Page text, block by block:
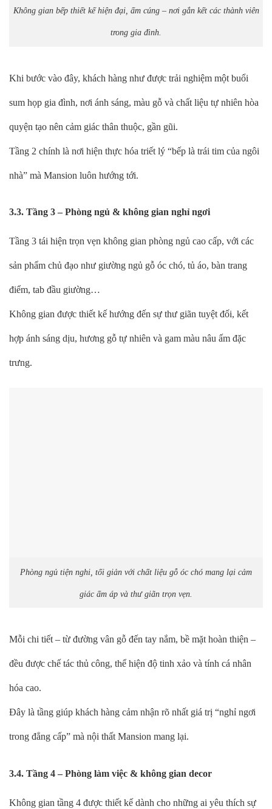
Không gian bếp thiết kế hiện đại, ấm cúng – nơi gắn kết các thành viên
trong gia đình.
Khi bước vào đây, khách hàng như được trải nghiệm một buổi
sum họp gia đình, nơi ánh sáng, màu gỗ và chất liệu tự nhiên hòa
quyện tạo nên cảm giác thân thuộc, gần gũi.
Tầng 2 chính là nơi hiện thực hóa triết lý “bếp là trái tim của ngôi
nhà” mà Mansion luôn hướng tới.
3.3. Tầng 3 – Phòng ngủ & không gian nghỉ ngơi
Tầng 3 tái hiện trọn vẹn không gian phòng ngủ cao cấp, với các
sản phẩm chủ đạo như giường ngủ gỗ óc chó, tủ áo, bàn trang
điểm, tab đầu giường…
Không gian được thiết kế hướng đến sự thư giãn tuyệt đối, kết
hợp ánh sáng dịu, hương gỗ tự nhiên và gam màu nâu ấm đặc
trưng.
Phòng ngủ tiện nghi, tối giản với chất liệu gỗ óc chó mang lại cảm
giác ấm áp và thư giãn trọn vẹn.
Mỗi chi tiết – từ đường vân gỗ đến tay nắm, bề mặt hoàn thiện –
đều được chế tác thủ công, thể hiện độ tinh xảo và tính cá nhân
hóa cao.
Đây là tầng giúp khách hàng cảm nhận rõ nhất giá trị “nghỉ ngơi
trong đẳng cấp” mà nội thất Mansion mang lại.
3.4. Tầng 4 – Phòng làm việc & không gian decor
Không gian tầng 4 được thiết kế dành cho những ai yêu thích sự